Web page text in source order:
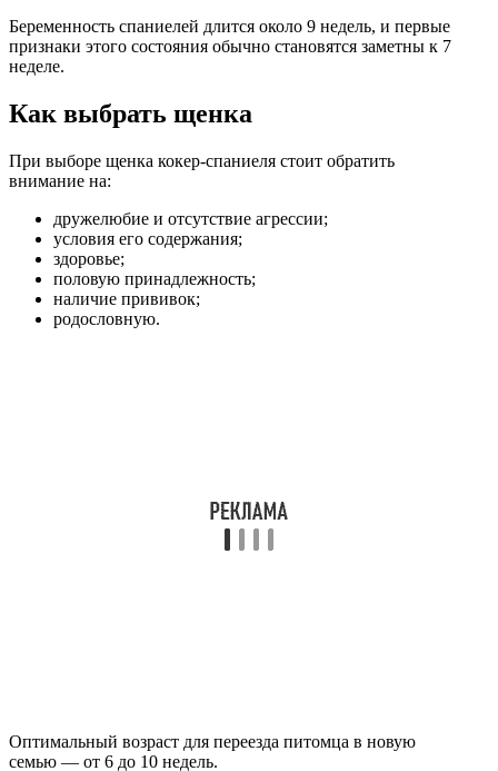
Беременность спаниелей длится около 9 недель, и первые
признаки этого состояния обычно становятся заметны к 7
неделе.
Как выбрать щенка
При выборе щенка кокер-спаниеля стоит обратить
внимание на:
дружелюбие и отсутствие агрессии;
условия его содержания;
здоровье;
половую принадлежность;
наличие прививок;
родословную.
Оптимальный возраст для переезда питомца в новую
семью — от 6 до 10 недель.